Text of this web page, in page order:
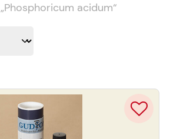
„Phosphoricum acidum“